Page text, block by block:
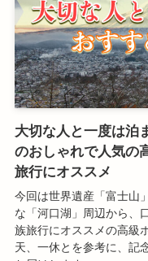
大切な人と一度は泊
のおしゃれで人気の
旅行にオススメ
今回は世界遺産「富士山
な「河口湖」周辺から、
族旅行にオススメの高級
天、一休とを参考に、記